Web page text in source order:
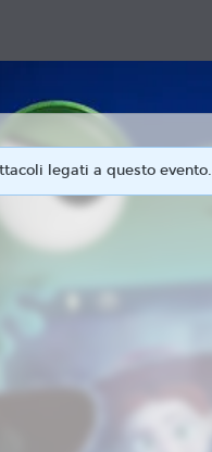
legati a questo evento.